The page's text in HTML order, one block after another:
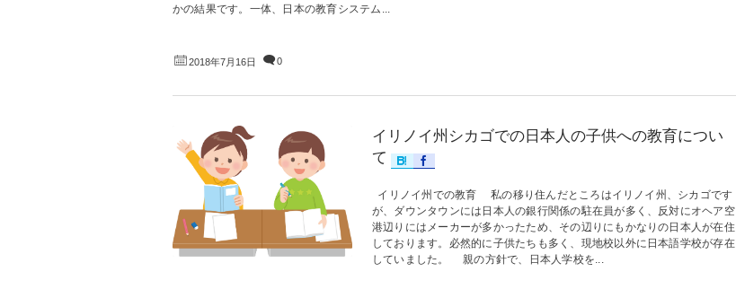
かの結果です。一体、日本の教育システム...
2018年7月16日 0
イリノイ州シカゴでの日本人の子供への教育につい
て
イリノイ州での教育 私の移り住んだところはイリノイ州、シカゴです
が、ダウンタウンには日本人の銀行関係の駐在員が多く、反対にオヘア空
港辺りにはメーカーが多かったため、その辺りにもかなりの日本人が在住
しております。必然的に子供たちも多く、現地校以外に日本語学校が存在
していました。 親の方針で、日本人学校を...